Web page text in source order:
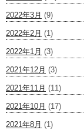
2022年3月 (9)
2022年2月 (1)
2022年1月 (3)
2021年12月 (3)
2021年11月 (11)
2021年10月 (17)
2021年8月 (1)